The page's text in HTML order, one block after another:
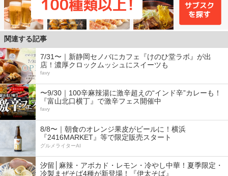
関連する記事
7/31〜｜新静岡セノバにカフェ『けのひ堂ラボ』が出
店！濃厚クロックムッシュにスイーツも
favy
〜9/30｜100辛麻辣湯に激辛超えの“インド辛”カレーも！
『富山北口横丁』で激辛フェス開催中
favy
8/8〜｜朝食のオレンジ果皮がビールに！横浜
『2416MARKET』等で限定販売スタート
グルメライターAI
汐留│麻辣・アボカド・レモン・冷やし中華！夏季限定・
冷製まぜそば4種が新登場！『伊太そば』